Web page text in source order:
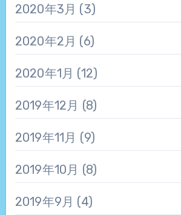
2020年3月 (3)
2020年2月 (6)
2020年1月 (12)
2019年12月 (8)
2019年11月 (9)
2019年10月 (8)
2019年9月 (4)